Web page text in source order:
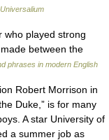
Universalium
who played strong
between the
phrases in modern English
Robert Morrison in
Duke,” is for many
A star University of
a summer job as